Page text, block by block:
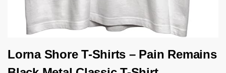
Lorna Shore T-Shirts – Pain Remains